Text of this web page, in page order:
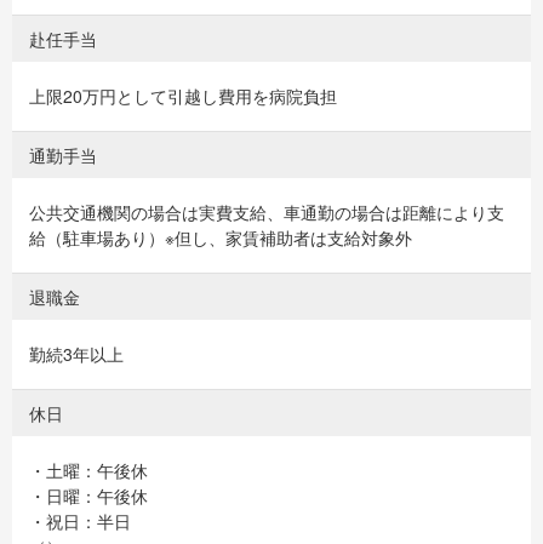
赴任手当
上限20万円として引越し費用を病院負担
通勤手当
公共交通機関の場合は実費支給、車通勤の場合は距離により支
給（駐車場あり）※但し、家賃補助者は支給対象外
退職金
勤続3年以上
休日
・土曜：午後休
・日曜：午後休
・祝日：半日